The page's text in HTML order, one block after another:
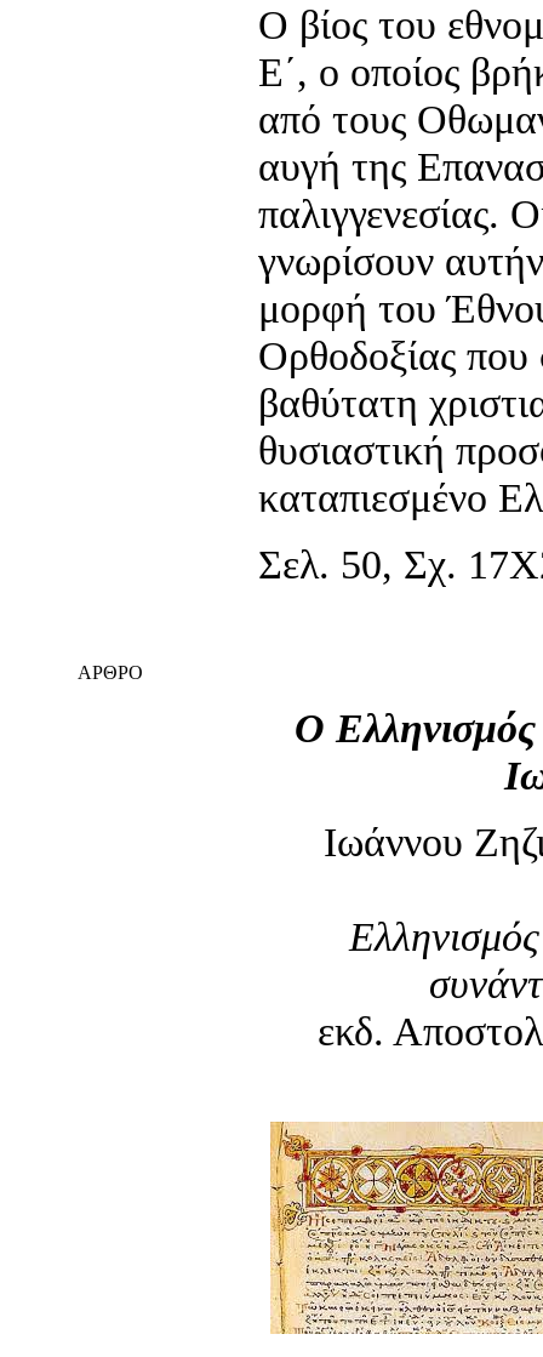
Ο βίος του
Ε΄, ο οποίος
από τους
αυγή της
παλιγγενεσίας.
γνωρίσουν
μορφή του
Ορθοδοξίας που
βαθύτατη
θυσιαστική
καταπιεσμένο
Σελ. 50, Σχ.
ΑΡΘΡΟ
Ο Ελληνισμός
Ιωάννου
εκδ.